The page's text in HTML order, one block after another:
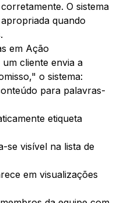
O sistema
quando
em Ação
um cliente envia a
o sistema:
para palavras-
etiqueta
se visível na lista de
em visualizações